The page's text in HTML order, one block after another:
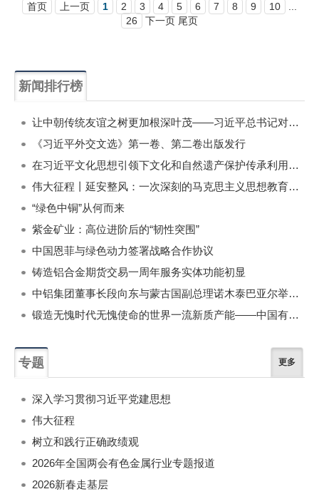
首页 上一页 1 2 3 4 5 6 7 8 9 10
26
下一页 尾页
新闻排行榜
让中朝传统友谊之树更加根深叶茂——习近平总书记对朝鲜进行国事访问纪实
《习近平外交文选》第一卷、第二卷出版发行
在习近平文化思想引领下文化和自然遗产保护传承利用工作开创新局面
伟大征程丨延安整风：一次深刻的马克思主义思想教育运动
“绿色中铜”从何而来
紫金矿业：高位进阶后的“韧性突围”
中国恩菲与绿色动力签署战略合作协议
铸造铝合金期货交易一周年服务实体功能初显
中铝集团董事长段向东与蒙古国副总理诺木泰巴亚尔举行会谈
锻造无愧时代无愧使命的世界一流新质产能——中国有色金属工业的战略应对与破局之道（二）
专题 更多
深入学习贯彻习近平党建思想
伟大征程
树立和践行正确政绩观
2026年全国两会有色金属行业专题报道
2026新春走基层